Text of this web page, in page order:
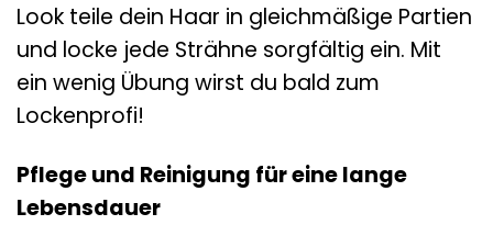
Look teile dein Haar in gleichmäßige Partien
und locke jede Strähne sorgfältig ein. Mit
ein wenig Übung wirst du bald zum
Lockenprofi!
Pflege und Reinigung für eine lange
Lebensdauer